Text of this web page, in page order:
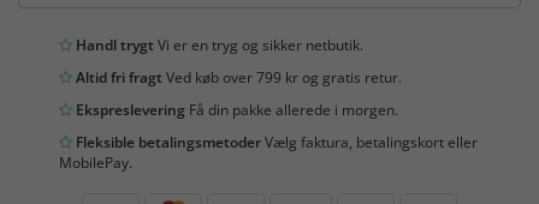
Handl trygtVi er en tryg og sikker netbutik.
Altid fri fragtVed køb over 799 kr og gratis retur.
Ekspreslevering Få din pakke allerede i morgen.
Fleksible betalingsmetoderVælg faktura, betalingskort eller
MobilePay.